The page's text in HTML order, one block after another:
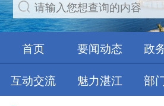
首页 要闻动态 政
互动交流
魅力湛江 部